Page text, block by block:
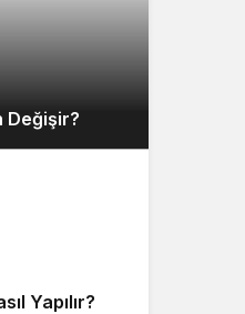
Değişir?
Yapılır?